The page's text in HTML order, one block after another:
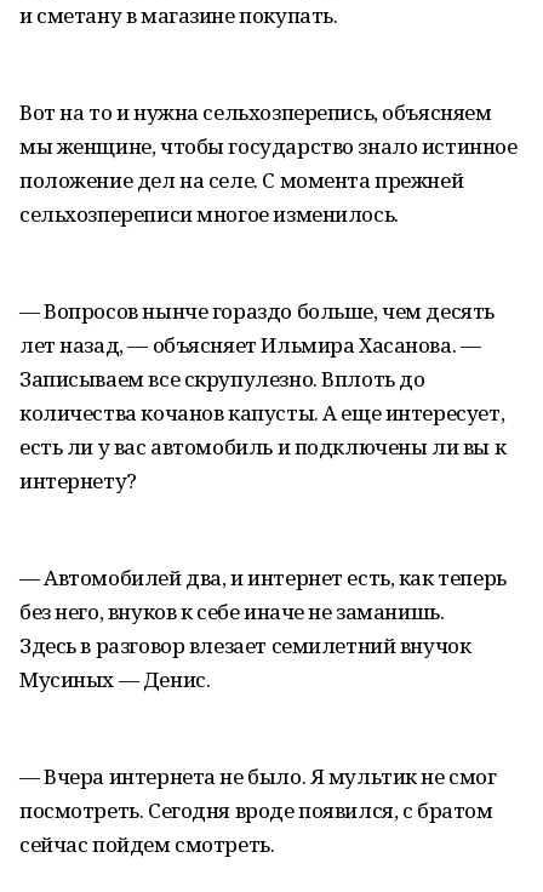
и сметану в магазине покупать.
Вот на то и нужна сельхозперепись, объясняем
мы женщине, чтобы государство знало истинное
положение дел на селе. С момента прежней
сельхозпереписи многое изменилось.
— Вопросов нынче гораздо больше, чем десять
лет назад, — объясняет Ильмира Хасанова. —
Записываем все скрупулезно. Вплоть до
количества кочанов капусты. А еще интересует,
есть ли у вас автомобиль и подключены ли вы к
интернету?
— Автомобилей два, и интернет есть, как теперь
без него, внуков к себе иначе не заманишь.
Здесь в разговор влезает семилетний внучок
Мусиных — Денис.
— Вчера интернета не было. Я мультик не смог
посмотреть. Сегодня вроде появился, с братом
сейчас пойдем смотреть.